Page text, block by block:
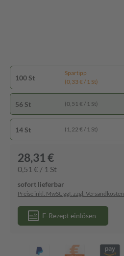
100 St
Spartipp
(0,33 € / 1 St)
56 St (0,51 € / 1 St)
14 St (1,22 € / 1 St)
28,31 €
0,51 € / 1 St
sofort lieferbar
Preise inkl. MwSt. ggf. zzgl. Versandkosten
E-Rezept einlösen